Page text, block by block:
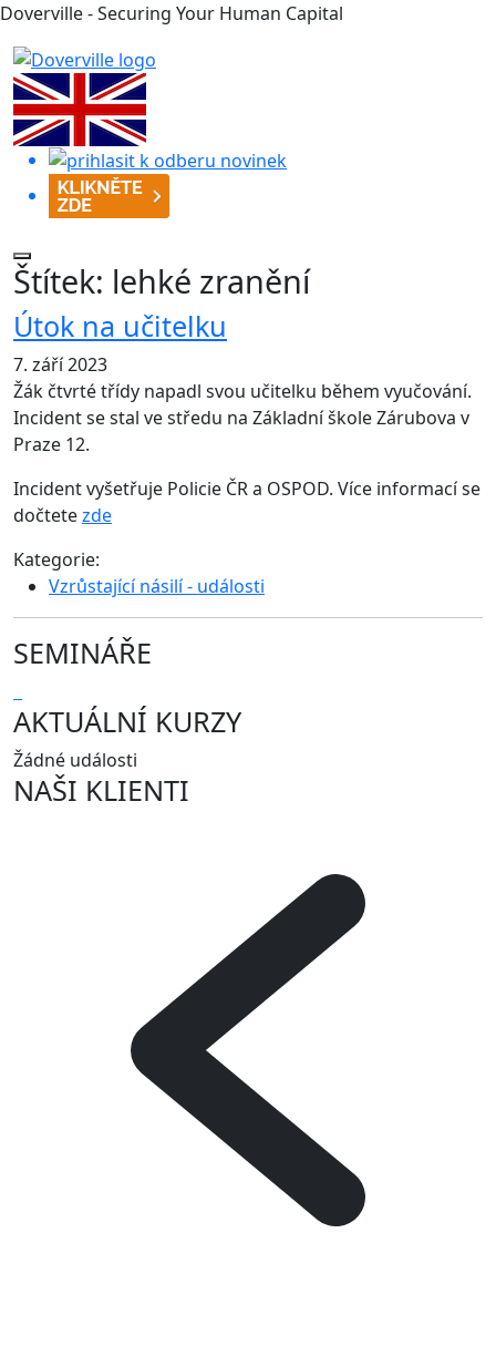
Doverville - Securing Your Human Capital
Štítek: lehké zranění
Útok na učitelku
7. září 2023
Žák čtvrté třídy napadl svou učitelku během vyučování.
Incident se stal ve středu na Základní škole Zárubova v
Praze 12.
Incident vyšetřuje Policie ČR a OSPOD. Více informací se
dočtetezde
Kategorie:
Vzrůstající násilí - události
SEMINÁŘE
AKTUÁLNÍ KURZY
Žádné události
NAŠI KLIENTI